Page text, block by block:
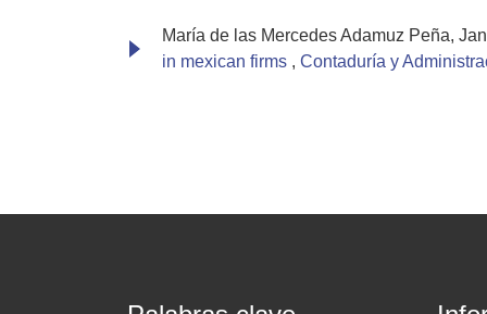
María de las Mercedes Adamuz Peña,
in mexican firms , Contaduría y